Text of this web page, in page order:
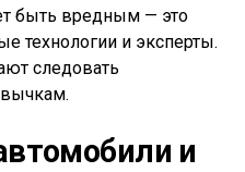
быть вредным — это
технологии и эксперты.
следовать
и